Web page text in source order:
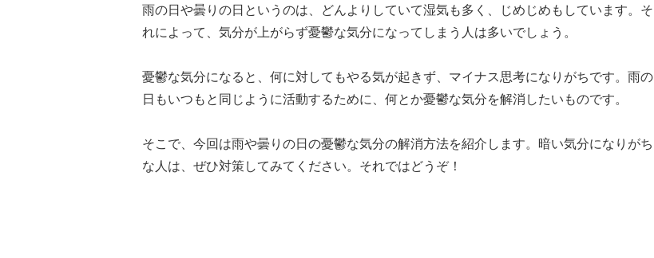
雨の日や曇りの日というのは、どんよりしていて湿気も多く、じめじめもしています。そ
れによって、気分が上がらず憂鬱な気分になってしまう人は多いでしょう。
憂鬱な気分になると、何に対してもやる気が起きず、マイナス思考になりがちです。雨の
日もいつもと同じように活動するために、何とか憂鬱な気分を解消したいものです。
そこで、今回は雨や曇りの日の憂鬱な気分の解消方法を紹介します。暗い気分になりがち
な人は、ぜひ対策してみてください。それではどうぞ！